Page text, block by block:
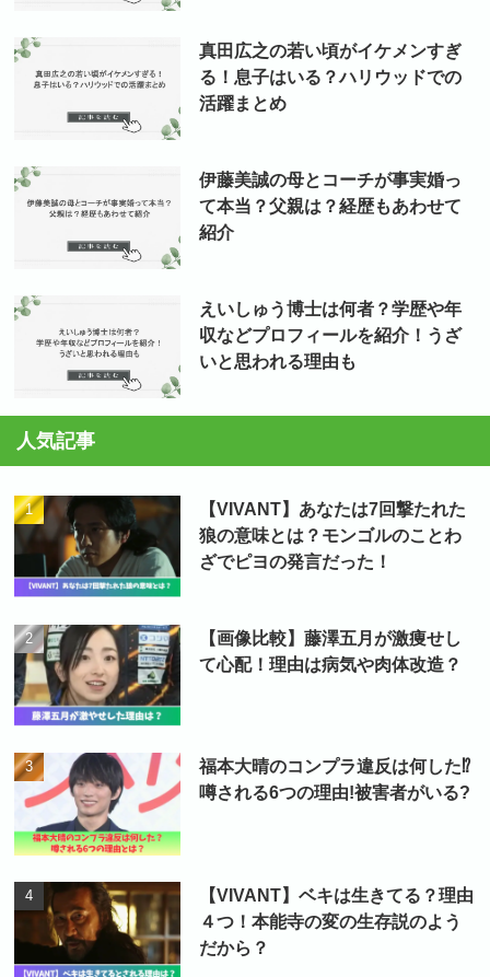
真田広之の若い頃がイケメンすぎ
る！息子はいる？ハリウッドでの
活躍まとめ
伊藤美誠の母とコーチが事実婚っ
て本当？父親は？経歴もあわせて
紹介
えいしゅう博士は何者？学歴や年
収などプロフィールを紹介！うざ
いと思われる理由も
人気記事
【VIVANT】あなたは7回撃たれた
狼の意味とは？モンゴルのことわ
ざでピヨの発言だった！
【画像比較】藤澤五月が激痩せし
て心配！理由は病気や肉体改造？
福本大晴のコンプラ違反は何した⁉
噂される6つの理由!被害者がいる?
【VIVANT】ベキは生きてる？理由
４つ！本能寺の変の生存説のよう
だから？